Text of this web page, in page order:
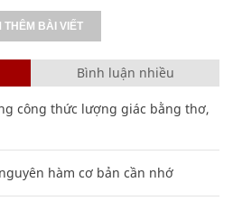
THÊM BÀI VIẾT
Bình luận nhiều
công thức lượng giác bằng thơ,
hàm cơ bản cần nhớ